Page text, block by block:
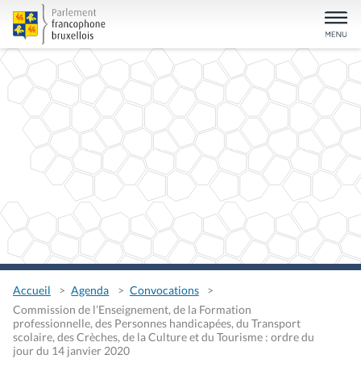
Accueil Agenda
Convocations
Commission de l’Enseignement, de la Formation
professionnelle, des Personnes handicapées, du Transport
scolaire, des Crèches, de la Culture et du Tourisme : ordre du
jour du 14 janvier 2020